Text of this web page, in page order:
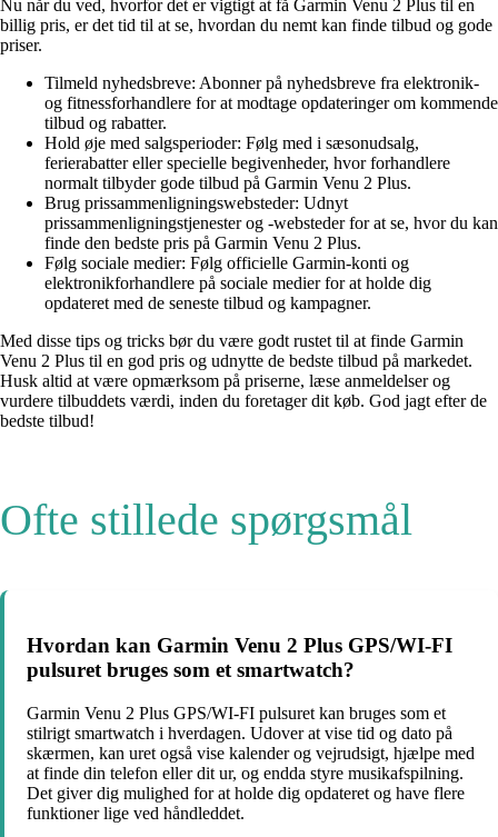
Nu når du ved, hvorfor det er vigtigt at få Garmin Venu 2 Plus til en
billig pris, er det tid til at se, hvordan du nemt kan finde tilbud og gode
priser.
Tilmeld nyhedsbreve: Abonner på nyhedsbreve fra elektronik-
og fitnessforhandlere for at modtage opdateringer om kommende
tilbud og rabatter.
Hold øje med salgsperioder: Følg med i sæsonudsalg,
ferierabatter eller specielle begivenheder, hvor forhandlere
normalt tilbyder gode tilbud på Garmin Venu 2 Plus.
Brug prissammenligningswebsteder: Udnyt
prissammenligningstjenester og -websteder for at se, hvor du kan
finde den bedste pris på Garmin Venu 2 Plus.
Følg sociale medier: Følg officielle Garmin-konti og
elektronikforhandlere på sociale medier for at holde dig
opdateret med de seneste tilbud og kampagner.
Med disse tips og tricks bør du være godt rustet til at finde Garmin
Venu 2 Plus til en god pris og udnytte de bedste tilbud på markedet.
Husk altid at være opmærksom på priserne, læse anmeldelser og
vurdere tilbuddets værdi, inden du foretager dit køb. God jagt efter de
bedste tilbud!
Ofte stillede spørgsmål
Hvordan kan Garmin Venu 2 Plus GPS/WI-FI
pulsuret bruges som et smartwatch?
Garmin Venu 2 Plus GPS/WI-FI pulsuret kan bruges som et
stilrigt smartwatch i hverdagen. Udover at vise tid og dato på
skærmen, kan uret også vise kalender og vejrudsigt, hjælpe med
at finde din telefon eller dit ur, og endda styre musikafspilning.
Det giver dig mulighed for at holde dig opdateret og have flere
funktioner lige ved håndleddet.